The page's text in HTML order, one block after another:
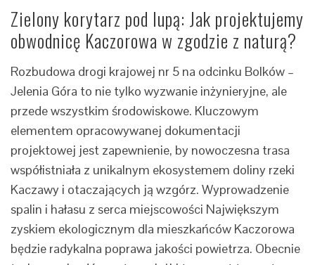
Zielony korytarz pod lupą: Jak projektujemy
obwodnicę Kaczorowa w zgodzie z naturą?
Rozbudowa drogi krajowej nr 5 na odcinku Bolków –
Jelenia Góra to nie tylko wyzwanie inżynieryjne, ale
przede wszystkim środowiskowe. Kluczowym
elementem opracowywanej dokumentacji
projektowej jest zapewnienie, by nowoczesna trasa
współistniała z unikalnym ekosystemem doliny rzeki
Kaczawy i otaczających ją wzgórz. Wyprowadzenie
spalin i hałasu z serca miejscowości Największym
zyskiem ekologicznym dla mieszkańców Kaczorowa
będzie radykalna poprawa jakości powietrza. Obecnie